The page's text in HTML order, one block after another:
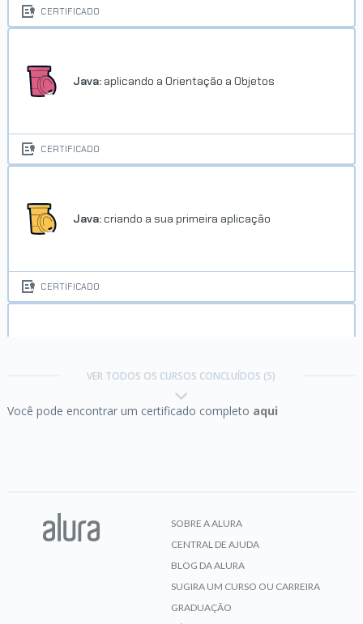
CERTIFICADO
Java: aplicando a Orientação a Objetos
CERTIFICADO
Java: criando a sua primeira aplicação
CERTIFICADO
VER TODOS OS CURSOS CONCLUÍDOS (5)
Você pode encontrar um certificado completo aqui
SOBRE A ALURA
CENTRAL DE AJUDA
BLOG DA ALURA
SUGIRA UM CURSO OU CARREIRA
GRADUAÇÃO